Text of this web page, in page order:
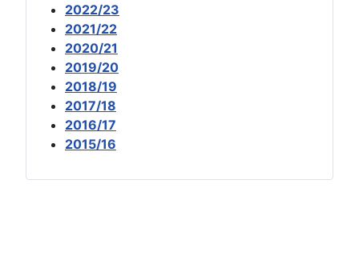
2022/23
2021/22
2020/21
2019/20
2018/19
2017/18
2016/17
2015/16